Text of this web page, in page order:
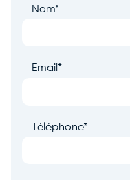
Nom*
Email *
Téléphone*